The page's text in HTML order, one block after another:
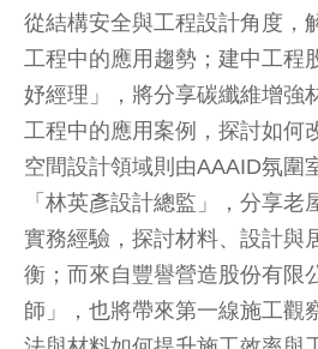
從結構安全與工程設計角度，
工程中的應用趨勢；建中工程
妤經理」，將分享碳纖維增強
工程中的應用案例，探討如何
空間設計領域則由AAAID氛圍
「林英彥設計總監」，分享老
實務經驗，探討材料、設計與
衡；而來自豐譽營造股份有限
師」，也將帶來第一線施工觀